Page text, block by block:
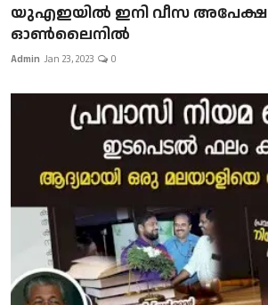
യുഎഇയിൽ ഇനി വീസ അപേക്ഷ
ഓൺലൈനിൽ
Admin Jan 23, 2023 0